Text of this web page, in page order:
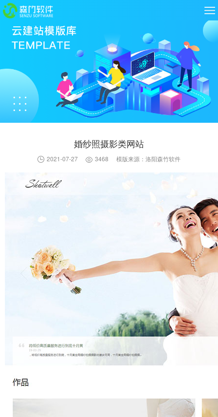
婚纱照摄影类网站
2021-07-27 3468 模版来源：洛阳森竹软件